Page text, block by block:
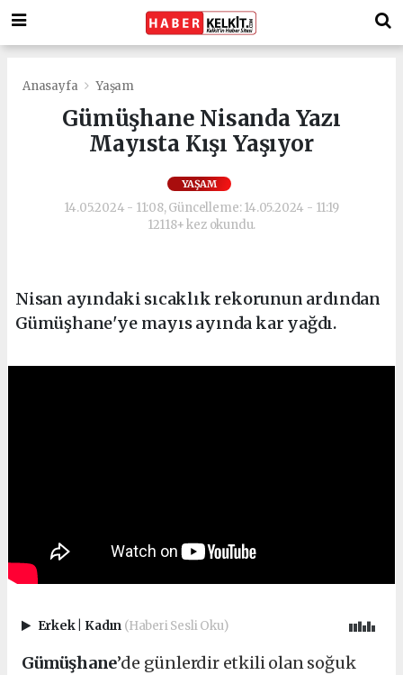
Anasayfa Yaşam
Gümüşhane Nisanda Yazı
Mayısta Kışı Yaşıyor
YAŞAM
14.05.2024 - 11:08, Güncelleme: 14.05.2024 - 11:19
12118+ kez okundu.
Nisan ayındaki sıcaklık rekorunun ardından
Gümüşhane'ye mayıs ayında kar yağdı.
Erkek Kadın (Haberi Sesli Oku)
Gümüşhane’de günlerdir etkili olan soğuk